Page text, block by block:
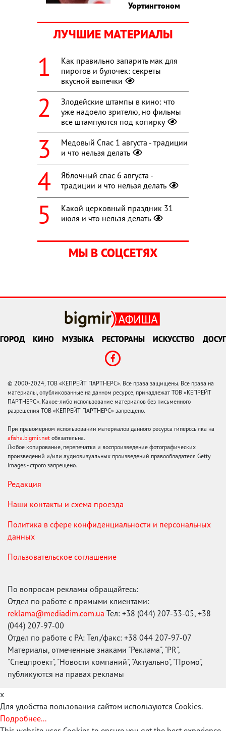
Уортингтоном
ЛУЧШИЕ МАТЕРИАЛЫ
Как правильно запарить мак для
пирогов и булочек: секреты
вкусной выпечки
Злодейские штампы в кино: что
уже надоело зрителю, но фильмы
все штампуются под копирку
Медовый Спас 1 августа - традиции
и что нельзя делать
Яблочный спас 6 августа -
традиции и что нельзя делать
Какой церковный праздник 31
июля и что нельзя делать
МЫ В СОЦСЕТЯХ
ГОРОД КИНО МУЗЫКА РЕСТОРАНЫ ИСКУССТВО ДОСУГ
© 2000-2024, ТОВ «КЕПРЕЙТ ПАРТНЕРС». Все права защищены. Все права на
материалы, опубликованные на данном ресурсе, принадлежат ТОВ «КЕПРЕЙТ
ПАРТНЕРС». Какое-либо использование материалов без письменного
разрешения ТОВ «КЕПРЕЙТ ПАРТНЕРС» запрещено.
При правомерном использовании материалов данного ресурса гиперссылка на
afisha.bigmir.net обязательна.
Любое копирование, перепечатка и воспроизведение фотографических
произведений и/или аудиовизуальных произведений правообладателя Getty
Images - строго запрещено.
Редакция
Наши контакты и схема проезда
Политика в сфере конфиденциальности и персональных
данных
Пользовательское соглашение
По вопросам рекламы обращайтесь:
Отдел по работе с прямыми клиентами:
reklama@mediadim.com.ua Тел: +38 (044) 207-33-05, +38
(044) 207-97-00
Отдел по работе с РА: Тел./факс: +38 044 207-97-07
Материалы, отмеченные знаками "Реклама", "PR",
"Спецпроект", "Новости компаний", "Актуально", "Промо",
публикуются на правах рекламы
x
Для удобства пользования сайтом используются Cookies.
Подробнее...